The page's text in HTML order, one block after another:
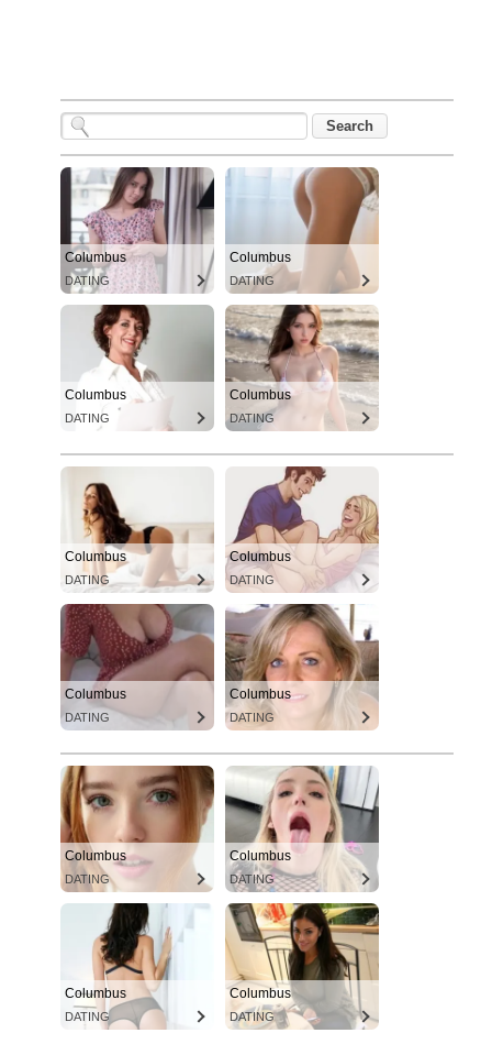
Columbus
DATING
Columbus
DATING
Columbus
DATING
Columbus
DATING
Columbus
DATING
Columbus
DATING
Columbus
DATING
Columbus
DATING
Columbus
DATING
Columbus
DATING
Columbus
DATING
Columbus
DATING